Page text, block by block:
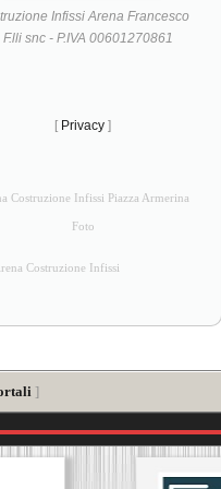
Infissi Arena Francesco
F.lli snc - P.IVA 00601270861
[ Privacy ]
Costruzione Infissi Piazza Armerina
Foto
Costruzione Infissi
]